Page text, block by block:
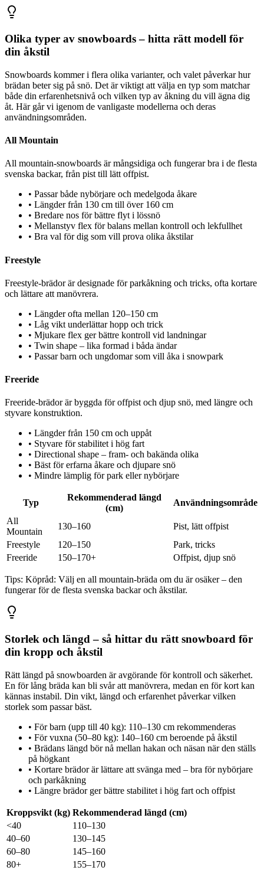
Olika typer av snowboards – hitta rätt modell för
din åkstil
Snowboards kommer i flera olika varianter, och valet påverkar hur
brädan beter sig på snö. Det är viktigt att välja en typ som matchar
både din erfarenhetsnivå och vilken typ av åkning du vill ägna dig
åt. Här går vi igenom de vanligaste modellerna och deras
användningsområden.
All Mountain
All mountain-snowboards är mångsidiga och fungerar bra i de flesta
svenska backar, från pist till lätt offpist.
• Passar både nybörjare och medelgoda åkare
• Längder från 130 cm till över 160 cm
• Bredare nos för bättre flyt i lössnö
• Mellanstyv flex för balans mellan kontroll och lekfullhet
• Bra val för dig som vill prova olika åkstilar
Freestyle
Freestyle-brädor är designade för parkåkning och tricks, ofta kortare
och lättare att manövrera.
• Längder ofta mellan 120–150 cm
• Låg vikt underlättar hopp och trick
• Mjukare flex ger bättre kontroll vid landningar
• Twin shape – lika formad i båda ändar
• Passar barn och ungdomar som vill åka i snowpark
Freeride
Freeride-brädor är byggda för offpist och djup snö, med längre och
styvare konstruktion.
• Längder från 150 cm och uppåt
• Styvare för stabilitet i hög fart
• Directional shape – fram- och bakända olika
• Bäst för erfarna åkare och djupare snö
• Mindre lämplig för park eller nybörjare
Typ
Rekommenderad längd
(cm)
Användningsområde
All
Mountain
130–160
Pist, lätt offpist
Freestyle
120–150
Park, tricks
Freeride
150–170+ Offpist, djup snö
Tips: Köpråd: Välj en all mountain-bräda om du är osäker – den
fungerar för de flesta svenska backar och åkstilar.
Storlek och längd – så hittar du rätt snowboard för
din kropp och åkstil
Rätt längd på snowboarden är avgörande för kontroll och säkerhet.
En för lång bräda kan bli svår att manövrera, medan en för kort kan
kännas instabil. Din vikt, längd och erfarenhet påverkar vilken
storlek som passar bäst.
• För barn (upp till 40 kg): 110–130 cm rekommenderas
• För vuxna (50–80 kg): 140–160 cm beroende på åkstil
• Brädans längd bör nå mellan hakan och näsan när den ställs
på högkant
• Kortare brädor är lättare att svänga med – bra för nybörjare
och parkåkning
• Längre brädor ger bättre stabilitet i hög fart och offpist
Kroppsvikt (kg) Rekommenderad längd (cm)
<40
110–130
40–60
130–145
60–80
145–160
80+
155–170